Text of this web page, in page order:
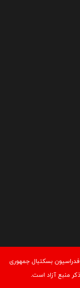
بسکتبال جمهوری
منبع آزاد است.